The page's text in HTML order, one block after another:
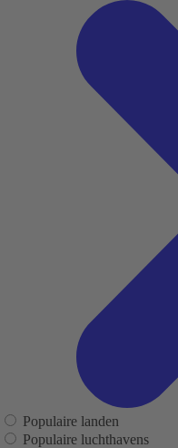
Populaire landen
Populaire luchthavens